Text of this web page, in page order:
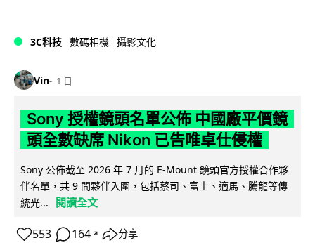
3C科技 數碼相機 攝影文化
Vin 1 日
Sony 授權鏡頭名單公佈 中國廠平價鏡
頭全數缺席 Nikon 已告唯卓仕侵權
Sony 公佈截至 2026 年 7 月的 E-Mount 鏡頭官方授權合作夥
伴名單，共 9 間夥伴入圍，包括蔡司、富士、適馬、騰龍等傳
統光...
閱讀全文
553 164 ↗ 分享